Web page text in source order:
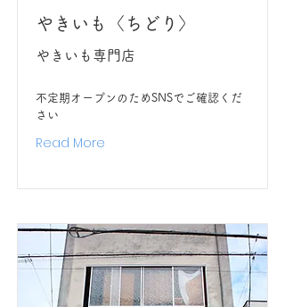
やきいも〈ちどり〉
やきいも専門店
不定期オープンのためSNSでご確認くだ
さい
Read More